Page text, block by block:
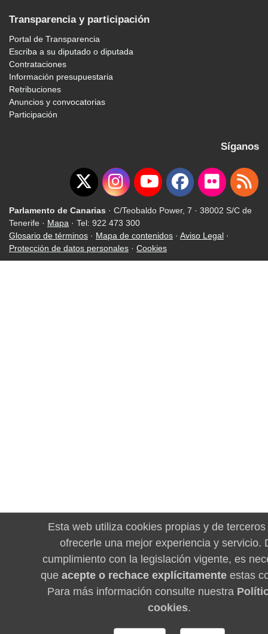
Transparencia y participación
Portal de Transparencia
Escriba a su diputado o diputada
Contrataciones
Información presupuestaria
Retribuciones
Anuncios y convocatorias
Participación
Síganos
Parlamento de Canarias · C/Teobaldo Power, 7 · 38002 S/C de
Tenerife · Mapa · Tel: 922 473 300
Glosario de términos · Mapa de contenidos · Aviso Legal ·
Protección de datos personales · Cookies
Esta web utiliza cookies propias y de
ofrecerle una mejor experiencia y servicio.
cumplimiento con la legislación vigente, es
que acepte o rechace explícitamenteestas
Para más información consulte nuestra
cookies.